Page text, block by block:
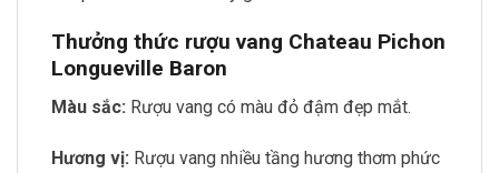
Thưởng thức rượu vang Chateau Pichon
Longueville Baron
Màu sắc: Rượu vang có màu đỏ đậm đẹp mắt.
Hương vị: Rượu vang nhiều tầng hương thơm phức